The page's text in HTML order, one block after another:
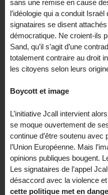
sans une remise en cause
l’idéologie qui a conduit
signataires se disent
démocratique. Ne croient-ils
Sand, qu’il s’agit d’une
totalement contraire au droit
les citoyens selon leurs
Boycott et image
L’initiative Jcall intervient
se moque ouvertement de
continue d’être soutenu
l’Union Européenne. Mais
opinions publiques bougent.
Les signataires de l’appel
désaccord avec la violence et
cette politique met en